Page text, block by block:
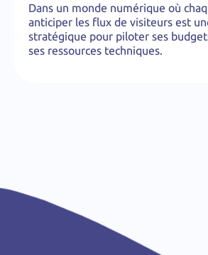
Dans un monde numérique où
anticiper les flux de visiteurs est
stratégique pour piloter ses
ses ressources techniques.